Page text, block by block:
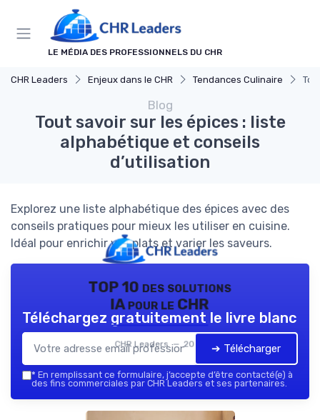
LE MÉDIA DES PROFESSIONNELS DU CHR
CHR Leaders Enjeux dans le CHR Tendances Culinaire
Blog
Tout savoir sur les épices : liste
alphabétique et conseils
d’utilisation
Explorez une liste alphabétique des épices avec des
conseils pratiques pour mieux les utiliser en cuisine.
Idéal pour enrichir vos plats et varier les saveurs.
TOP 10 des solutions
IA pour le CHR
CHR Leaders — 2026
Téléchargez gratuitement le livre blanc
➔ Télécharger
* En remplissant ce formulaire, j’accepte d’être contacté(e) à
des fins commerciales par CHR Leaders et ses partenaires.
Panneau de gestion des cookies